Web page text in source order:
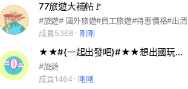
77旅遊大補帖🚩
#旅遊# 國外旅遊#員工旅遊#特惠價格#出清
成員5368
剛剛
★★#{一起出發吧}#★★想出國玩耍⊙⊙
#旅遊
成員1464
剛剛